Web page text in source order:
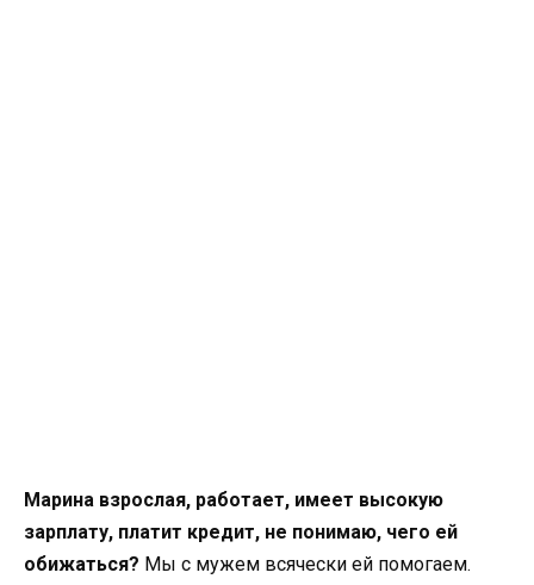
Марина взрослая, работает, имеет высокую
зарплату, платит кредит, не понимаю, чего ей
обижаться? Мы с мужем всячески ей помогаем.